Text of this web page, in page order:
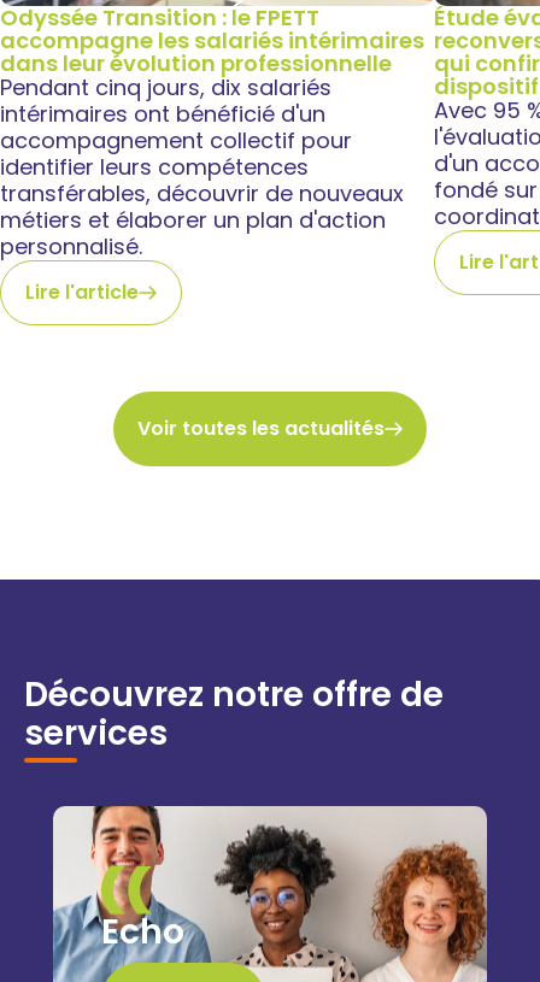
Odyssée Transition : le FPETT
accompagne les salariés intérimaires
dans leur évolution professionnelle
Pendant cinq jours, dix salariés
intérimaires ont bénéficié d'un
accompagnement collectif pour
identifier leurs compétences
transférables, découvrir de nouveaux
métiers et élaborer un plan d'action
personnalisé.
Lire l'article
Étude
qui
dispositif
Avec 95
d'un
fondé
Lire
Voir toutes les actualités
Découvrez notre offre de
services
Echo